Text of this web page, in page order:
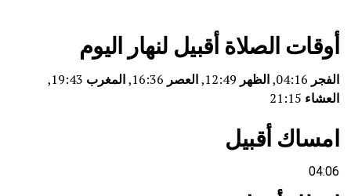
أوقات الصلاة أقبيل لنهار اليوم
الفجر الظهر العصر المغرب
العشاء
امساك أقبيل
04:06